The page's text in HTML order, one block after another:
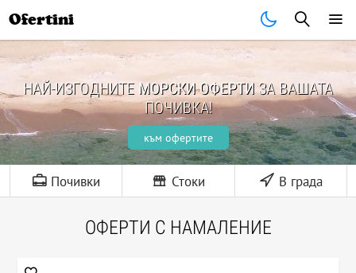
Ofertini
НАЙ-ИЗГОДНИТЕ МОРСКИ ОФЕРТИЗА ВАШАТА
ПОЧИВКА!
към офертите
Почивки Стоки В града
ОФЕРТИ С НАМАЛЕНИЕ